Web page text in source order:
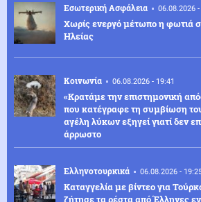
Εσωτερική Ασφάλεια 06.08.2026
Χωρίς ενεργό μέτωπο η φωτιά
Ηλείας
Κοινωνία 06.08.2026 - 19:41
«Κρατάμε την επιστημονική
που κατέγραφε τη συμβίωση
αγέλη λύκων εξηγεί γιατί δεν
άρρωστο
Ελληνοτουρκικά 06.08.2026 -
Καταγγελία με βίντεο για
ζήτησε τα ρέστα από Έλληνες